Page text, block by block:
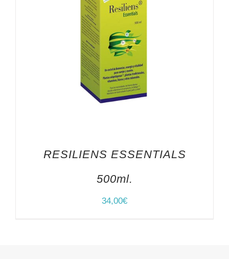
RESILIENS ESSENTIALS
500ml.
34,00€